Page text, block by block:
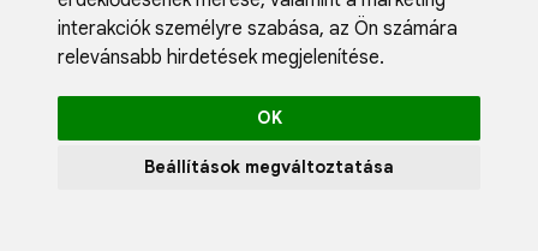
interakciók személyre szabása, az Ön számára
relevánsabb hirdetések megjelenítése.
OK
Beállítások megváltoztatása